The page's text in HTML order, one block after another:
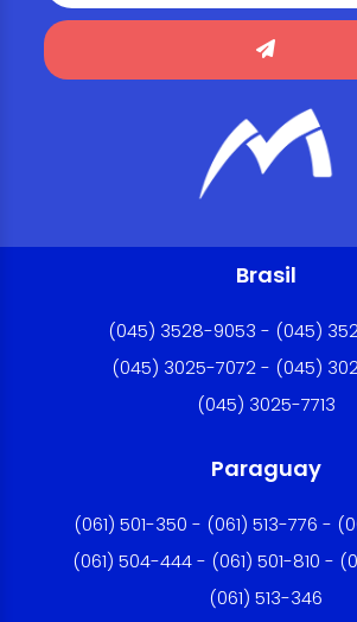
Brasil
(045) 3528-9053 - (045)
(045) 3025-7072 - (045)
(045) 3025-7713
Paraguay
(061) 501-350 - (061) 513-776 -
(061) 504-444 - (061) 501-810 -
(061) 513-346